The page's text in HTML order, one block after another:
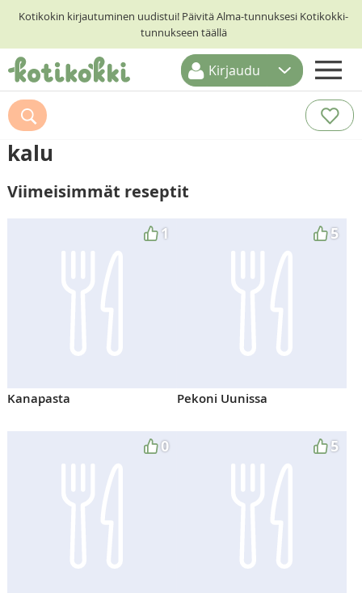
Kotikokin kirjautuminen uudistui! Päivitä Alma-tunnuksesi Kotikokki-
tunnukseen täällä
ETUSIVU
RESEPTIHAKU
RUOKATEEMAT
KESKUSTELUT
Kirjaudu
kalu
Viimeisimmät reseptit
1
Kanapasta
5
Pekoni Uunissa
0 5